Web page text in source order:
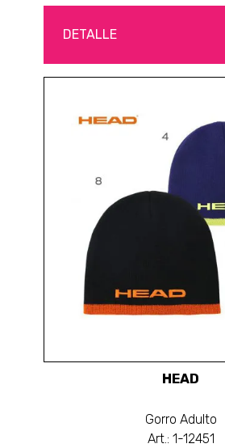
DETALLE
HEAD
Gorro Adulto
Art.: 1-12451